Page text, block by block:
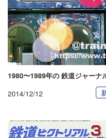
1980〜1989年の 鉄道ジャーナ
2014/12/12